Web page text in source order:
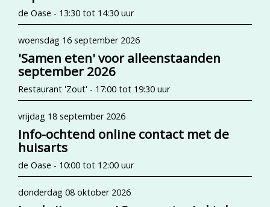
de Oase - 13:30 tot 14:30 uur
woensdag 16 september 2026
'Samen eten' voor alleenstaanden
september 2026
Restaurant 'Zout' - 17:00 tot 19:30 uur
vrijdag 18 september 2026
Info-ochtend online contact met de
huisarts
de Oase - 10:00 tot 12:00 uur
donderdag 08 oktober 2026